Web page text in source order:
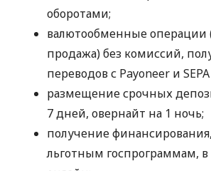
оборотами;
валютообменные операции
продажа) без комиссий,
переводов с Payoneer и
размещение срочных
7 дней, овернайт на 1 ночь;
получение
льготным госпрограммам,